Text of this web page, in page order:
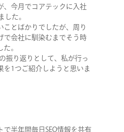
再度SEOテストを作成＆
、今月でコアテックに入社
した。
ことばかりでしたが、周り
で会社に馴染むまでそう時
た。
振り返りとして、私が行っ
を1つご紹介しようと思いま
で半年間毎日SEO情報を共有